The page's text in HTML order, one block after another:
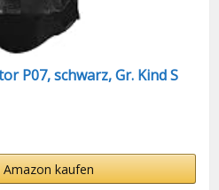
P07, schwarz, Gr. Kind S
Amazon kaufen